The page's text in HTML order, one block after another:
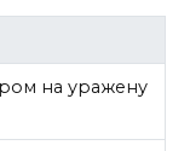
на уражену